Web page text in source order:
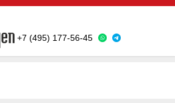
+7 (495) 177-56-45